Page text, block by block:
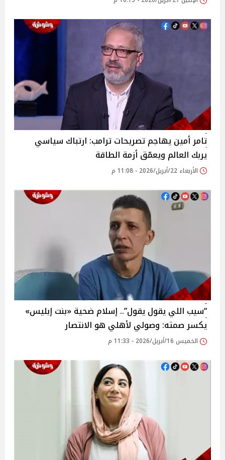
تامر أمين يهاجم تصريحات ترامب: ارتباك سياسي
يربك العالم ويعمّق أزمة الطاقة
الأربعاء 22/أبريل/2026 - 11:08 م
“سيب اللي يقول يقول”.. إسلام ضحية «بنت إبليس»
يكسر صمته: وصولي لأهلي هو الانتصار
الخميس 16/أبريل/2026 - 11:33 م